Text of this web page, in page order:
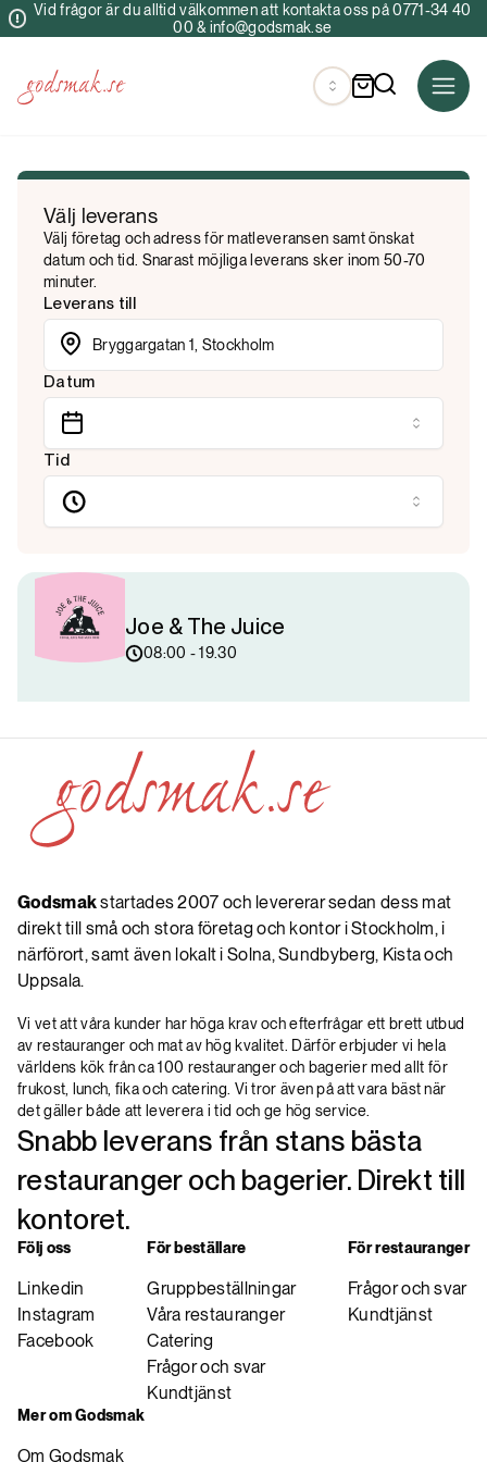
Vid frågor är du alltid välkommen att kontakta oss på 0771-34 40
00 & info@godsmak.se
Välj leverans
Välj företag och adress för matleveransen samt önskat
datum och tid. Snarast möjliga leverans sker inom 50-70
minuter.
Leverans till
Datum
Tid
Joe & The Juice
08:00 - 19.30
Godsmakstartades 2007 och levererar sedan dess mat
direkt till små och stora företag och kontor i Stockholm, i
närförort, samt även lokalt i Solna, Sundbyberg, Kista och
Uppsala.
Vi vet att våra kunder har höga krav och efterfrågar ett brett utbud
av restauranger och mat av hög kvalitet. Därför erbjuder vi hela
världens kök från ca 100 restauranger och bagerier med allt för
frukost, lunch, fika och catering. Vi tror även på att vara bäst när
det gäller både att leverera i tid och ge hög service.
Snabb leverans från stans bästa
restauranger och bagerier. Direkt till
kontoret.
Följ oss
Linkedin
Instagram
Facebook
För beställare
Gruppbeställningar
Våra restauranger
Catering
Frågor och svar
Kundtjänst
För restauranger
Frågor och svar
Kundtjänst
Mer om Godsmak
Om Godsmak